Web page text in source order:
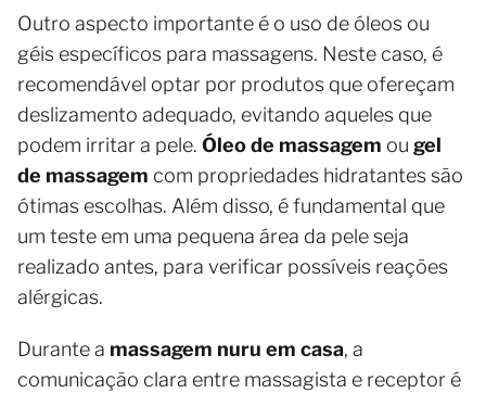
Outro aspecto importante é o uso de óleos ou
géis específicos para massagens. Neste caso, é
recomendável optar por produtos que ofereçam
deslizamento adequado, evitando aqueles que
podem irritar a pele. Óleo de massagem ou gel
de massagem com propriedades hidratantes são
ótimas escolhas. Além disso, é fundamental que
um teste em uma pequena área da pele seja
realizado antes, para verificar possíveis reações
alérgicas.
Durante a massagem nuru em casa, a
comunicação clara entre massagista e receptor é